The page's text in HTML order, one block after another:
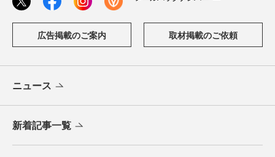
広告掲載のご案内 取材掲載のご依頼
ニュース
新着記事一覧